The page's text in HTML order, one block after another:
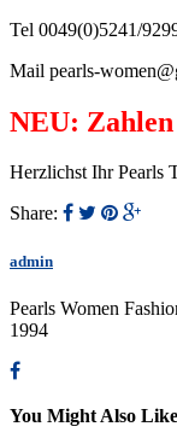
Tel 0049(0)5241/
Mail pearls-
NEU:
Herzlichst Ihr Pearls
Share:
admin
Pearls Women
1994
You Might Also Like